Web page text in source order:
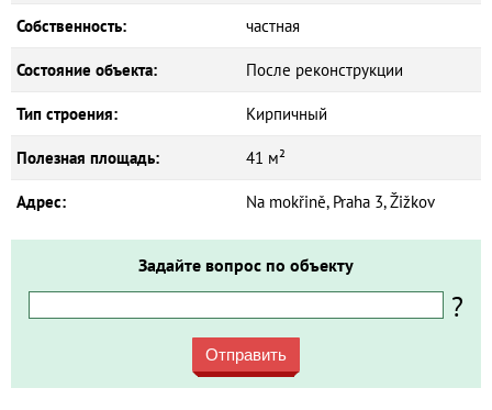
Собственность: частная
Состояние объекта: После реконструкции
Тип строения: Кирпичный
Полезная площадь: 41 м²
Адрес: Na mokřině, Praha 3, Žižkov
Задайте вопрос по объекту
?
Отправить